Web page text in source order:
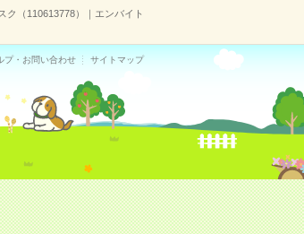
ク（110613778）｜エンバイト
プ・お問い合わせ サイトマップ